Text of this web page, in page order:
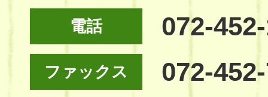
電話 072-
ファックス 072-